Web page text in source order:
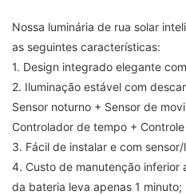
Nossa luminária de rua solar
as seguintes características:
1. Design integrado elegante
2. Iluminação estável com
Sensor noturno + Sensor de
Controlador de tempo +
3. Fácil de instalar e com
4. Custo de manutenção inferior
da bateria leva apenas 1 minuto;